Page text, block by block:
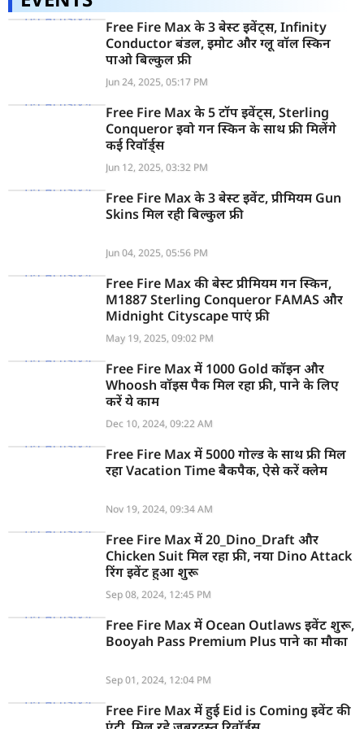
Free Fire Max के 3 बेस्ट इवेंट्स, Infinity
Conductor बंडल, इमोट और ग्लू वॉल स्किन
पाओ बिल्कुल फ्री
Jun 24, 2025, 05:17 PM
Free Fire Max के 5 टॉप इवेंट्स, Sterling
Conqueror इवो गन स्किन के साथ फ्री मिलेंगे
कई रिवॉर्ड्स
Jun 12, 2025, 03:32 PM
Free Fire Max के 3 बेस्ट इवेंट, प्रीमियम Gun
Skins मिल रही बिल्कुल फ्री
Jun 04, 2025, 05:56 PM
Free Fire Max की बेस्ट प्रीमियम गन स्किन,
M1887 Sterling Conqueror FAMAS और
Midnight Cityscape पाएं फ्री
May 19, 2025, 09:02 PM
Free Fire Max में 1000 Gold कॉइन और
Whoosh वॉइस पैक मिल रहा फ्री, पाने के लिए
करें ये काम
Dec 10, 2024, 09:22 AM
Free Fire Max में 5000 गोल्ड के साथ फ्री मिल
रहा Vacation Time बैकपैक, ऐसे करें क्लेम
Nov 19, 2024, 09:34 AM
Free Fire Max में 20_Dino_Draft और
Chicken Suit मिल रहा फ्री, नया Dino Attack
रिंग इवेंट हुआ शुरू
Sep 08, 2024, 12:45 PM
Free Fire Max में Ocean Outlaws इवेंट शुरू,
Booyah Pass Premium Plus पाने का मौका
Sep 01, 2024, 12:04 PM
Free Fire Max में हुई Eid is Coming इवेंट की